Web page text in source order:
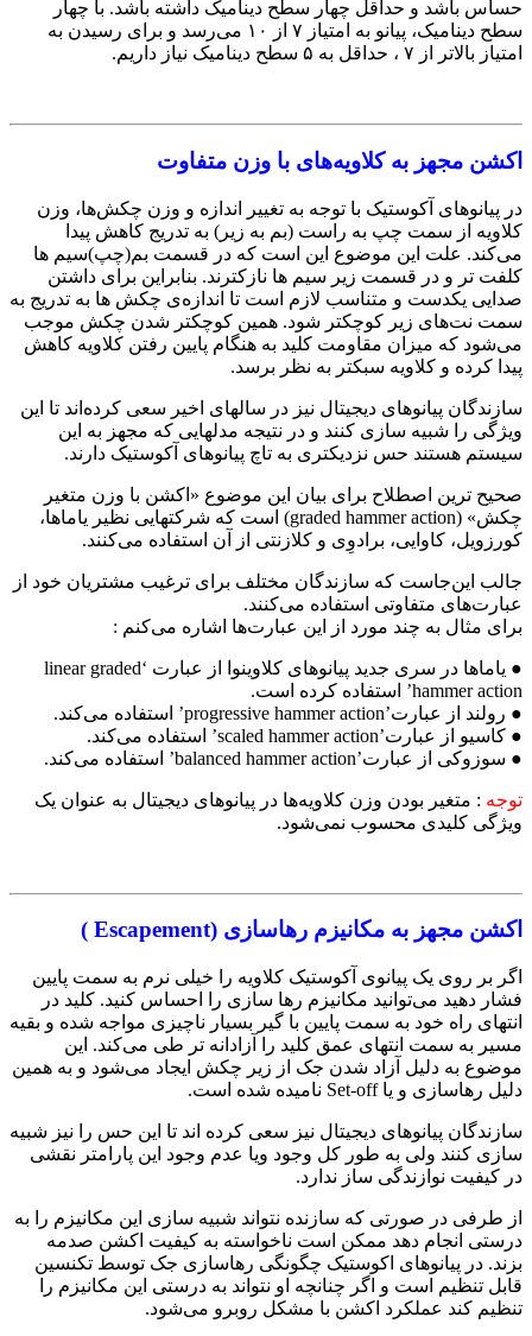
حساس باشد و حداقل چهار سطح دینامیک داشته باشد. با چهار
سطح دینامیک، پیانو به امتیاز ۷ از ۱۰ می‌رسد و برای رسیدن به
امتیاز بالاتر از ۷ ، حداقل به ۵ سطح دینامیک نیاز داریم.
اکشن مجهز به کلاویه‌های با وزن متفاوت
در پیانوهای آکوستیک با توجه به تغییر اندازه و وزن چکش‌ها، وزن
کلاویه از سمت چپ به راست (‌بم به زیر)‌ به تدریج کاهش پیدا
می‌کند. علت این موضوع این است که در قسمت بم(چپ)‌سیم ها
کلفت تر و در قسمت زیر سیم ها نازکترند. بنابراین برای داشتن
صدایی یکدست و متناسب لازم است تا اندازه‌ی چکش ها به تدریج به
سمت نت‌های زیر کوچکتر شود. همین کوچکتر شدن چکش موجب
می‌شود که میزان مقاومت کلید به هنگام پایین رفتن کلاویه کاهش
پیدا کرده و کلاویه سبکتر به نظر برسد.
سازندگان پیانوهای دیجیتال نیز در سالهای اخیر سعی کرده‌اند تا این
ویژگی را شبیه سازی کنند و در نتیجه مدلهایی که مجهز به این
سیستم هستند حس نزدیکتری به تاچ پیانوهای آکوستیک دارند.
صحیح ترین اصطلاح برای بیان این موضوع «اکشن با وزن متغیر
چکش» (graded hammer action)‌ است که شرکتهایی نظیر یاماها،
کورزویل، کاوایی، برادوِی و کلازنتی از آن استفاده می‌کنند.
جالب این‌جاست که سازندگان مختلف برای ترغیب مشتریان خود از
عبارت‌های متفاوتی استفاده می‌کنند.
برای مثال به چند مورد از این عبارت‌ها اشاره می‌کنم :
● یاماها در سری جدید پیانوهای کلاوینوا از عبارت ‘linear graded
hammer action’ استفاده کرده است.
● رولند از عبارت’progressive hammer action’ استفاده می‌کند.
● کاسیو از عبارت’scaled hammer action’ استفاده می‌کند.
● سوزوکی از عبارت’balanced hammer action’ استفاده می‌کند.
توجه :‌ متغیر بودن وزن کلاویه‌ها در پیانوهای دیجیتال به عنوان یک
ویژگی کلیدی محسوب نمی‌شود.
اکشن مجهز به مکانیزم رهاسازی (Escapement )
اگر بر روی یک پیانوی آکوستیک کلاویه‌ را خیلی نرم به سمت پایین
فشار دهید می‌توانید مکانیزم رها سازی را احساس کنید. کلید در
انتهای راه خود به سمت پایین با گیر بسیار ناچیزی مواجه شده و بقیه
مسیر به سمت انتهای عمق کلید را آزادانه تر طی می‌کند. این
موضوع به دلیل آزاد شدن جک از زیر چکش ایجاد می‌شود و به همین
دلیل رهاسازی و یا Set-off نامیده شده است.
سازندگان پیانوهای دیجیتال نیز سعی کرده اند تا این حس را نیز شبیه
سازی کنند ولی به طور کل وجود ویا عدم وجود این پارامتر نقشی
در کیفیت نوازندگی ساز ندارد.
از طرفی در صورتی که سازنده نتواند شبیه سازی این مکانیزم را به
درستی انجام دهد ممکن است ناخواسته به کیفیت اکشن صدمه
بزند. در پیانوهای اکوستیک چگونگی رهاسازی جک توسط تکنسین
قابل تنظیم است و اگر چنانچه او نتواند به درستی این مکانیزم را
تنظیم کند عملکرد اکشن با مشکل روبرو می‌شود.